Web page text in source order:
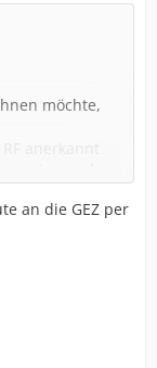
möchte,
wir von der
Gebühr
einen
RF in im
§ 69
und
an die GEZ per